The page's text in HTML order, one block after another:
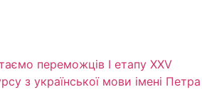
переможців І етапу ХХV
з української мови імені Петра